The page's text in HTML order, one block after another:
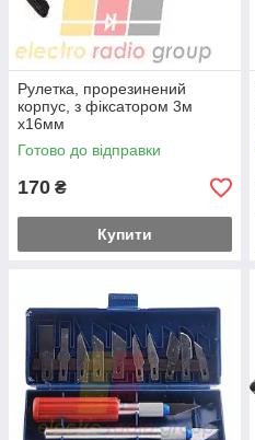
Рулетка, прорезинений
корпус, з фіксатором 3м
х16мм
Готово до відправки
170 ₴
Купити